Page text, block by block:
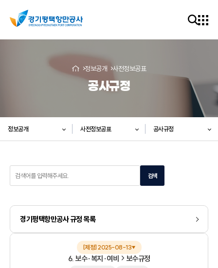
정보공개 사전정보공표
공사규정
정보공개 사전정보공표 공사규정
색
검색
경기평택항만공사 규정 목록
[제정] 2025-08-13▼
6. 보수·복지·여비 보수규정